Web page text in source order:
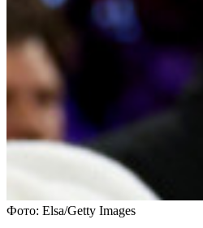
Фото: Elsa/Getty Images